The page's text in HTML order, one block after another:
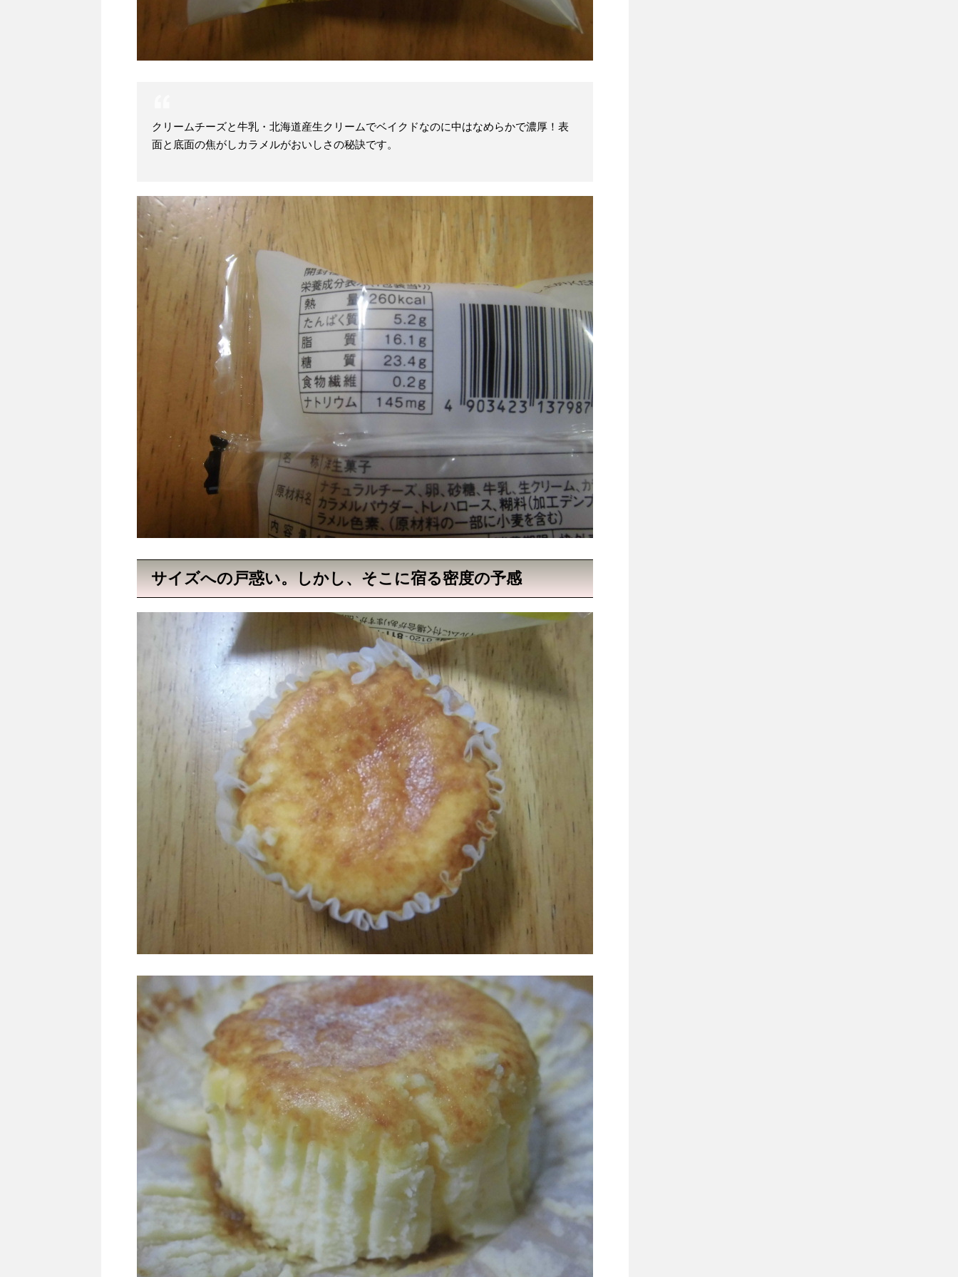
クリームチーズと牛乳・北海道産生クリームでベイクドなのに中はなめらかで濃厚！表
面と底面の焦がしカラメルがおいしさの秘訣です。
サイズへの戸惑い。しかし、そこに宿る密度の予感